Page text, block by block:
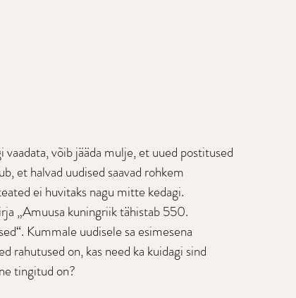
võib jääda mulje, et uued postitused
et halvad uudised saavad rohkem
ei huvitaks nagu mitte kedagi.
„Amuusa kuningriik tähistab 550.
Kummale uudisele sa esimesena
rahutused on, kas need ka kuidagi sind
tingitud on?